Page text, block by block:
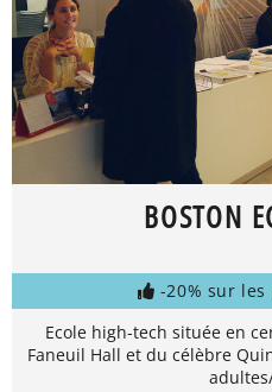
BOSTON
-20% sur
Ecole high-tech située en
Faneuil Hall et du célèbre